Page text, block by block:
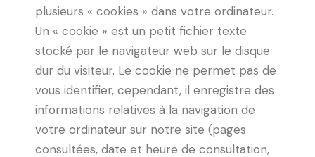
plusieurs « cookies » dans votre ordinateur.
Un « cookie » est un petit fichier texte
stocké par le navigateur web sur le disque
dur du visiteur. Le cookie ne permet pas de
vous identifier, cependant, il enregistre des
informations relatives à la navigation de
votre ordinateur sur notre site (pages
consultées, date et heure de consultation,